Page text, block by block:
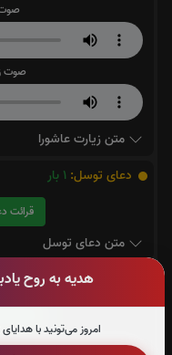
هدیه به روح
امروز می‌تونید با
صوت
صوت
متن زیارت عاشورا
دعای توسل: 1 بار
قرائت دعای توسل را تقبل میکنم
متن دعای توسل
دعای کمیل:3بار
متن دعای کمیل